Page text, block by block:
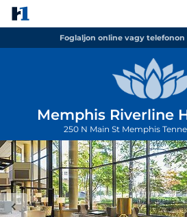
Foglaljon online vagy telefonon
Memphis Riverline
250 N Main St Memphis